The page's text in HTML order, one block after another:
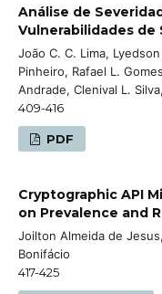
Análise de
Vulnerabilidades de
João C. C. Lima,
Pinheiro, Rafael L.
Andrade, Clenival L.
409-416
PDF
Cryptographic API
on Prevalence and
Joilton Almeida de
Bonifácio
417-425